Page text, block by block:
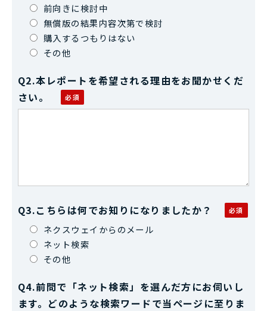
前向きに検討中
無償版の結果内容次第で検討
購入するつもりはない
その他
Q2.本レポートを希望される理由をお聞かせくだ
さい。
Q3.こちらは何でお知りになりましたか？
ネクスウェイからのメール
ネット検索
その他
Q4.前問で「ネット検索」を選んだ方にお伺いし
ます。どのような検索ワードで当ページに至りま